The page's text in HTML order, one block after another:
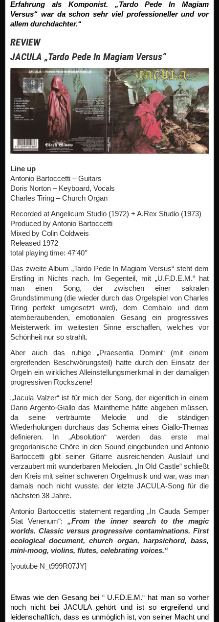
Erfahrung als Komponist. „Tardo Pede In Magiam
Versus“ war da schon sehr viel professioneller und vor
allem durchdachter.“
REVIEW
JACULA „Tardo Pede In Magiam Versus“
Line up
Antonio Bartoccetti – Guitars
Doris Norton – Keyboard, Vocals
Charles Tiring – Church Organ
Recorded at Angelicum Studio (1972) + A.Rex Studio (1973)
Produced by Antonio Bartoccetti
Mixed by Colin Coldweis
Released 1972
total playing time: 47′40′′
Das zweite Album „Tardo Pede In Magiam Versus“ steht dem
Erstling in Nichts nach. Im Gegenteil, mit „U.F.D.E.M.“ hat
man einen Song, der zwischen einer sakralen
Grundstimmung (die wieder durch das Orgelspiel von Charles
Tiring perfekt umgesetzt wird), dem Cembalo und dem
atemberaubenden, emotionalen Gesang ein progressives
Meisterwerk im weitesten Sinne erschaffen, welches vor
Schönheit nur so strahlt.
Aber auch das ruhige „Praesentia Domini“ (mit einem
ergreifenden Beschwörungsteil) hatte durch den Einsatz der
Orgeln ein wirkliches Alleinstellungsmerkmal in der damaligen
progressiven Rockszene!
„Jacula Valzer“ ist für mich der Song, der eigentlich in einem
Dario Argento-Giallo das Maintheme hätte abgeben müssen,
da seine verträumte Melodie und die ständigen
Wiederholungen durchaus das Schema eines Giallo-Themas
definieren. In „Absolution“ werden das erste mal
gregorianische Chöre in den Sound eingebunden und Antonio
Bartoccetti gibt seiner Gitarre ausreichenden Auslauf und
verzaubert mit wunderbaren Melodien. „In Old Castle“ schließt
den Kreis mit seiner schweren Orgelmusik und war, was man
damals noch nicht wusste, der letzte JACULA-Song für die
nächsten 38 Jahre.
Antonio Bartoccettis statement regarding „In Cauda Semper
Stat Venenum“:„From the inner search to the magic
worlds. Classic versus progressive contaminations. First
ecological document, church organ, harpsichord, bass,
mini-moog, violins, flutes, celebrating voices.“
[youtube N_t999R07JY]
Etwas wie den Gesang bei “ U.F.D.E.M.“ hat man so vorher
noch nicht bei JACULA gehört und ist so ergreifend und
leidenschaftlich, dass es unmöglich ist, von seiner Macht und